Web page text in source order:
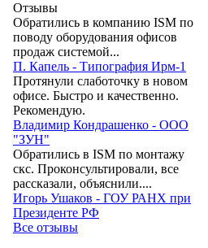
Отзывы
Обратились в компанию ISM по
поводу оборудования офисов
продаж системой...
П. Капель - Типография Ирм-1
Протянули слаботочку в новом
офисе. Быстро и качественно.
Рекомендую.
Владимир Кондрашенко - ООО
"ЗУН"
Обратились в ISM по монтажу
скс. Проконсультировали, все
рассказали, объяснили....
Игорь Ушаков - ГОУ РАНХ при
Президенте РФ
Все отзывы